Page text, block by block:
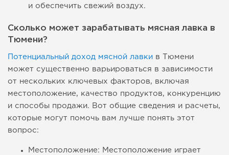
и обеспечить свежий воздух.
Сколько может зарабатывать мясная лавка в
Тюмени?
Потенциальный доход мясной лавки в Тюмени
может существенно варьироваться в зависимости
от нескольких ключевых факторов, включая
местоположение, качество продуктов, конкуренцию
и способы продажи. Вот общие сведения и расчеты,
которые могут помочь вам лучше понять этот
вопрос:
Местоположение: Местоположение играет